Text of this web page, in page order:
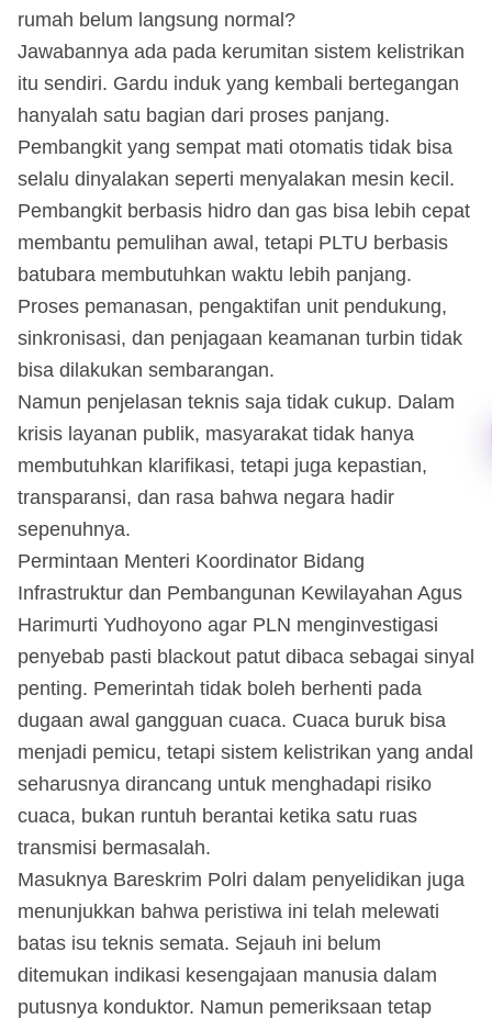
rumah belum langsung normal?
Jawabannya ada pada kerumitan sistem kelistrikan
itu sendiri. Gardu induk yang kembali bertegangan
hanyalah satu bagian dari proses panjang.
Pembangkit yang sempat mati otomatis tidak bisa
selalu dinyalakan seperti menyalakan mesin kecil.
Pembangkit berbasis hidro dan gas bisa lebih cepat
membantu pemulihan awal, tetapi PLTU berbasis
batubara membutuhkan waktu lebih panjang.
Proses pemanasan, pengaktifan unit pendukung,
sinkronisasi, dan penjagaan keamanan turbin tidak
bisa dilakukan sembarangan.
Namun penjelasan teknis saja tidak cukup. Dalam
krisis layanan publik, masyarakat tidak hanya
membutuhkan klarifikasi, tetapi juga kepastian,
transparansi, dan rasa bahwa negara hadir
sepenuhnya.
Permintaan Menteri Koordinator Bidang
Infrastruktur dan Pembangunan Kewilayahan Agus
Harimurti Yudhoyono agar PLN menginvestigasi
penyebab pasti blackout patut dibaca sebagai sinyal
penting. Pemerintah tidak boleh berhenti pada
dugaan awal gangguan cuaca. Cuaca buruk bisa
menjadi pemicu, tetapi sistem kelistrikan yang andal
seharusnya dirancang untuk menghadapi risiko
cuaca, bukan runtuh berantai ketika satu ruas
transmisi bermasalah.
Masuknya Bareskrim Polri dalam penyelidikan juga
menunjukkan bahwa peristiwa ini telah melewati
batas isu teknis semata. Sejauh ini belum
ditemukan indikasi kesengajaan manusia dalam
putusnya konduktor. Namun pemeriksaan tetap